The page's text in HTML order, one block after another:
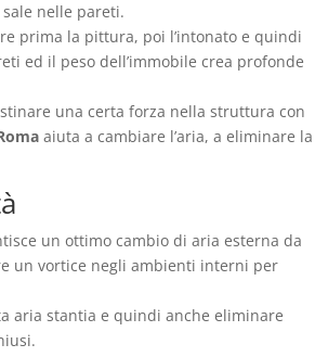
nelle pareti.
prima la pittura, poi l’intonato e quindi
ed il peso dell’immobile crea profonde
una certa forza nella struttura con
aiuta a cambiare l’aria, a eliminare la
un ottimo cambio di aria esterna da
un vortice negli ambienti interni per
aria stantia e quindi anche eliminare